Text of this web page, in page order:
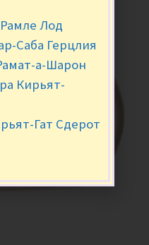
Лод
Саба Герцлия
а-Шарон
Кирьят-
Гат Сдерот